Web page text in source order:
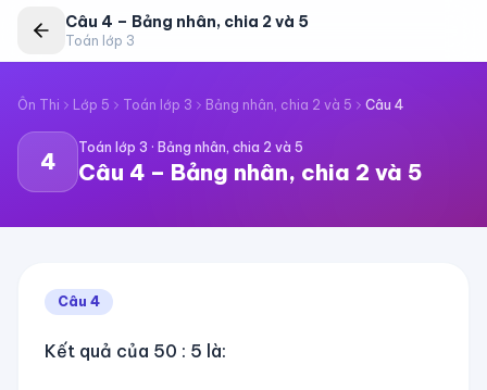
Câu 4 – Bảng nhân, chia 2 và 5
Toán lớp 3
Ôn Thi Lớp 5 Toán lớp 3 Bảng nhân, chia 2 và 5 Câu 4
4
Toán lớp 3 · Bảng nhân, chia 2 và 5
Câu 4 – Bảng nhân, chia 2 và 5
Câu 4
Kết quả của 50 : 5 là: